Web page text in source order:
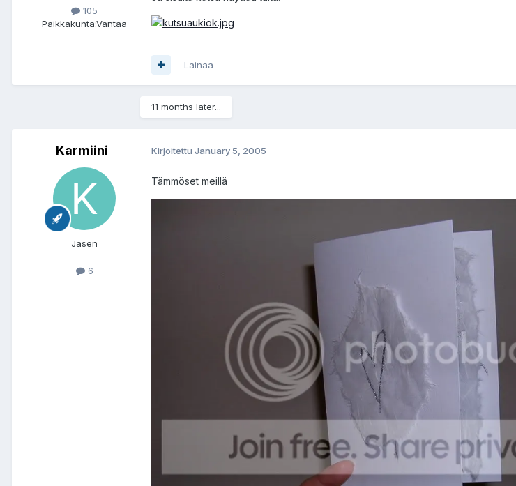
105
Paikkakunta:Vantaa
Lainaa
11 months later...
Karmiini
Jäsen
6
Kirjoitettu January 5, 2005
Tämmöset meillä